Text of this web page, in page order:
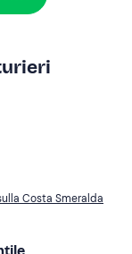
Costa Smeralda